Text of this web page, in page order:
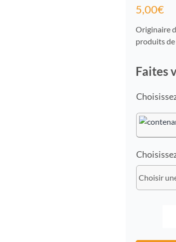
5,00€
Originaire
produits de
Faites